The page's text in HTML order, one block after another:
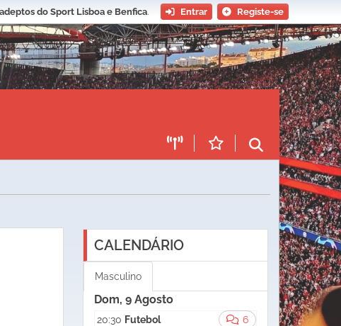
do Sport Lisboa e Benfica. Entrar Registe-se
CALENDÁRIO
Masculino
Dom, 9 Agosto
6
20:30 Futebol